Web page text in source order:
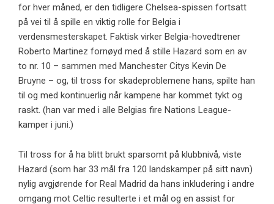
for hver måned, er den tidligere Chelsea-spissen fortsatt
på vei til å spille en viktig rolle for Belgia i
verdensmesterskapet. Faktisk virker Belgia-hovedtrener
Roberto Martinez fornøyd med å stille Hazard som en av
to nr. 10 – sammen med Manchester Citys Kevin De
Bruyne – og, til tross for skadeproblemene hans, spilte han
til og med kontinuerlig når kampene har kommet tykt og
raskt. (han var med i alle Belgias fire Nations League-
kamper i juni.)
Til tross for å ha blitt brukt sparsomt på klubbnivå, viste
Hazard (som har 33 mål fra 120 landskamper på sitt navn)
nylig avgjørende for Real Madrid da hans inkludering i andre
omgang mot Celtic resulterte i et mål og en assist for